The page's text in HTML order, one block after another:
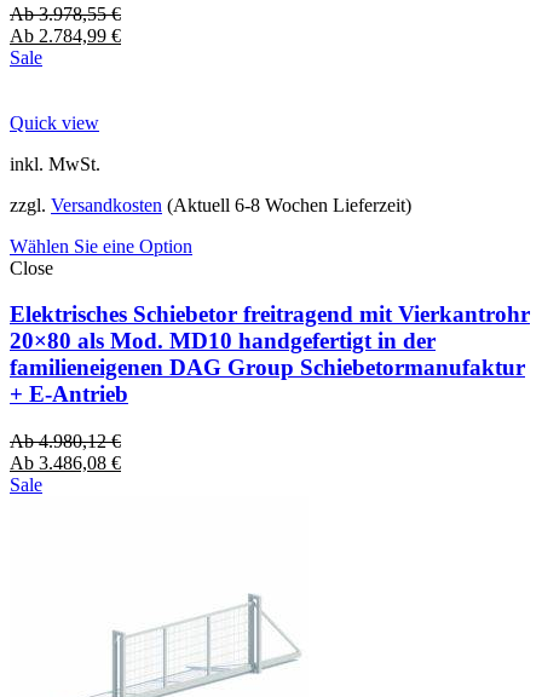
Ab3.978,55€
Ab 2.784,99 €
Sale
Quick view
inkl. MwSt.
zzgl. Versandkosten (Aktuell 6-8 Wochen Lieferzeit)
Wählen Sie eine Option
Close
Elektrisches Schiebetor freitragend mit Vierkantrohr
20×80 als Mod. MD10 handgefertigt in der
familieneigenen DAG Group Schiebetormanufaktur
+ E-Antrieb
Ab4.980,12€
Ab 3.486,08 €
Sale